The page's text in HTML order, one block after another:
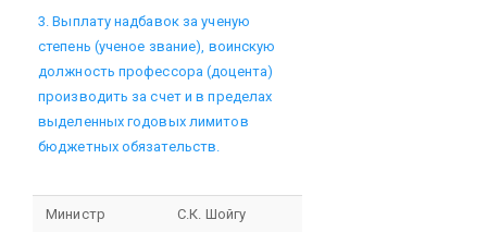
3. Выплату надбавок за ученую
степень (ученое звание), воинскую
должность профессора (доцента)
производить за счет и в пределах
выделенных годовых лимитов
бюджетных обязательств.
Министр С.К. Шойгу